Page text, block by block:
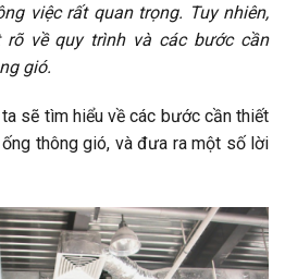
việc rất quan trọng. Tuy nhiên,
rõ về quy trình và các bước cần
gió.
sẽ tìm hiểu về các bước cần thiết
thông gió, và đưa ra một số lời